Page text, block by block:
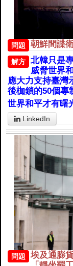
問題 朝鮮間諜
解方
北韓只是
威脅世界
應大力支持臺灣
後枷鎖的50個專
世界和平才有曙
LinkedIn
問題
埃及通膨